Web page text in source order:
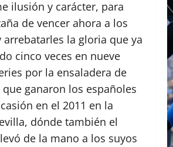
ilusión y carácter, para
de vencer ahora a los
la gloria que ya
cinco veces en nueve
por la ensaladera de
ganaron los españoles
en el 2011 en la
dónde también el
de la mano a los suyos